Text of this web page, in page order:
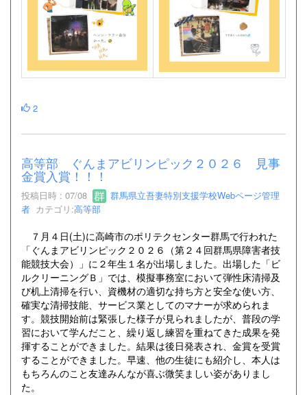
2
高等部 ぐんまアビリンピック２０２６ 見事
金賞入賞！！！
投稿日時 : 07/08
群馬県立吾妻特別支援学校Webページ管理
者 カテゴリ:高等部
７月４日(土)に高崎市のポリテクセンター群馬で行われた
「ぐんまアビリンピック２０２６（第２４回群馬県障害者技
能競技大会）」に２年生１名が出場しました。出場した「ビ
ルクリーニングＢ」では、模擬事務室において弾性床清掃及
び机上清掃を行い、資機材の適切な持ち方と安全な使い方、
確実な清掃技能、サービス業としてのマナーが求められま
す。競技開始前は緊張した様子が見られましたが、普段の学
習において学んだこと、繰り返し練習を重ねてきた成果を発
揮することができました。結果は後日発表され、金賞を受賞
することができました。早速、他の生徒にも紹介し、本人は
もちろんのこと友達みんなが喜ぶ微笑ましい姿がありまし
た。